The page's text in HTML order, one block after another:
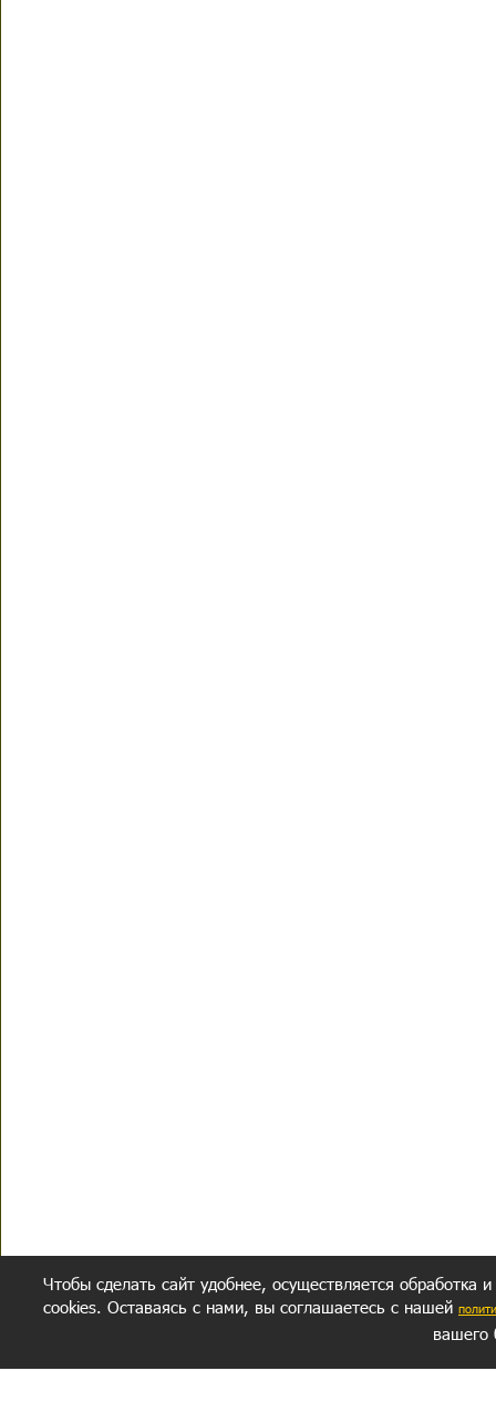
Чтобы сделать сайт удобнее, осуществляется обработка
cookies. Оставаясь с нами, вы соглашаетесь с нашей
вашего